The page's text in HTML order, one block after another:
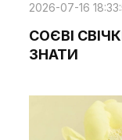
2026-07-16
СОЄВІ
ЗНАТИ